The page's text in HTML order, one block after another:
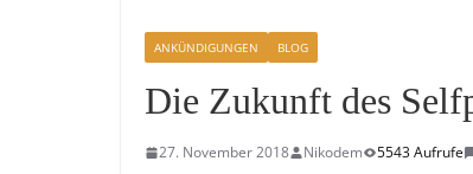
ANKÜNDIGUNGEN BLOG
Die Zukunft des
27. November 2018 Nikodem 5543 Aufrufe